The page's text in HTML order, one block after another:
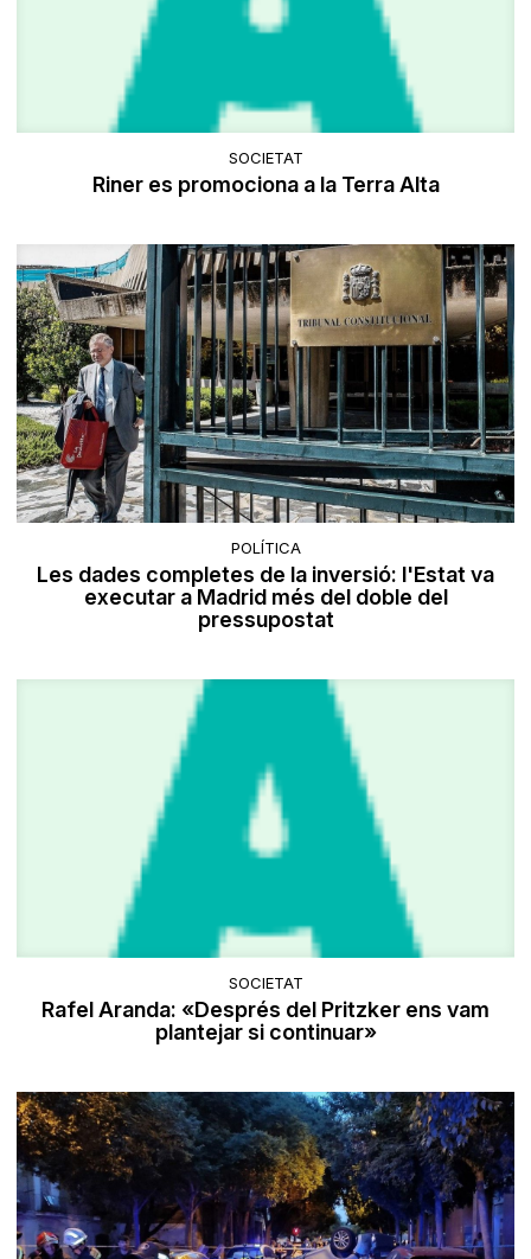
SOCIETAT
Riner es promociona a la Terra Alta
POLÍTICA
Les dades completes de la inversió: l'Estat va
executar a Madrid més del doble del
pressupostat
SOCIETAT
Rafel Aranda: «Després del Pritzker ens vam
plantejar si continuar»